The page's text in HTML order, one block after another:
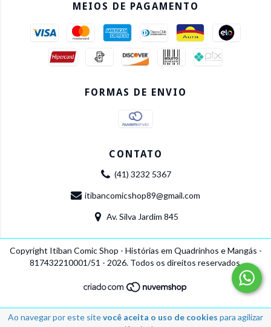
Ao navegar por este sitevocê aceita o uso de cookies para agilizar
MEIOS DE PAGAMENTO
FORMAS DE ENVIO
CONTATO
(41) 3232 5367
itibancomicshop89@gmail.com
Av. Silva Jardim 845
Copyright Itiban Comic Shop - Histórias em Quadrinhos e Mangás -
817432210001/51 - 2026. Todos os direitos reservados.